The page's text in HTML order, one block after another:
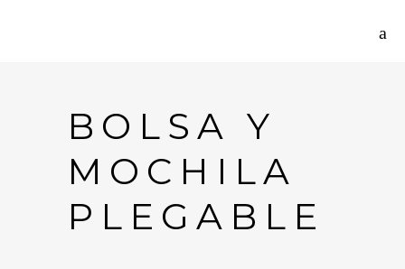
BOLSA Y
MOCHILA
PLEGABLE